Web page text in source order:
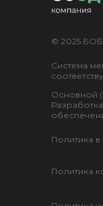
© 2025
Основной
Система
Политика
Политика в